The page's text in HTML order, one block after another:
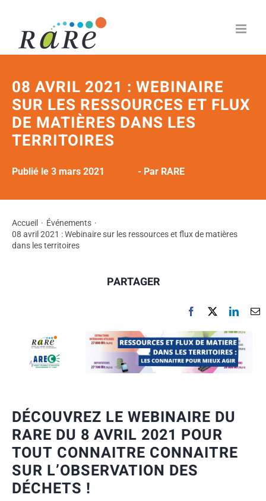
contenu
08 AVRIL 2021 : WEBINAIRE
SUR LES RESSOURCES ET FLUX
DE MATIÈRES DANS LES
TERRITOIRES
Publié le 3 mars 2021 - Par RARE
Accueil
Événements
08 avril 2021 : Webinaire sur les ressources et flux de matières
dans les territoires
PARTAGER
DÉCOUVREZ LE WEBINAIRE DU
RARE DU 8 AVRIL 2021 POUR
TOUT CONNAITRE CONNAITRE
SUR L’OBSERVATION DES
DÉCHETS !